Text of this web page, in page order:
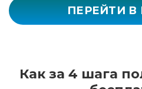
ПЕРЕЙТИ В
Как за 4 шага